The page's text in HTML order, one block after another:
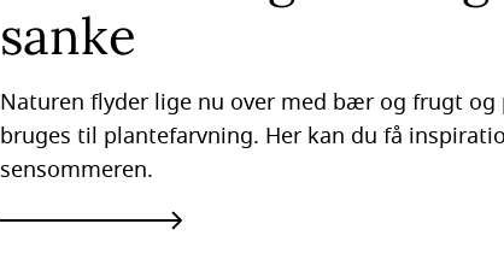
sanke
Naturen flyder lige nu over med bær og frugt og
bruges til plantefarvning. Her kan du få
sensommeren.